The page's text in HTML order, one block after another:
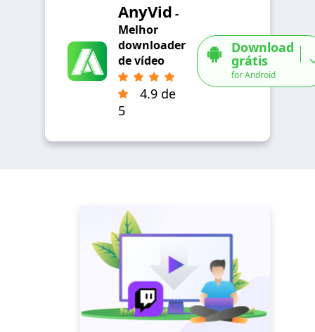
AnyVid -
Melhor
downloader
de vídeo
4.9 de
5
Download
grátis
for Android